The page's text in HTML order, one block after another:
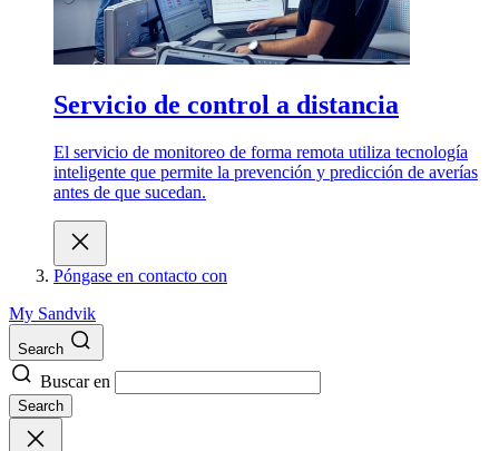
Servicio de control a distancia
El servicio de monitoreo de forma remota utiliza tecnología
inteligente que permite la prevención y predicción de averías
antes de que sucedan.
Póngase en contacto con
My Sandvik
Search
Buscar en
Search